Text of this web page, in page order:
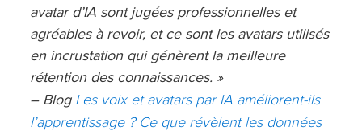
avatar d’IA sont jugées professionnelles et
agréables à revoir, et ce sont les avatars utilisés
en incrustation qui génèrent la meilleure
rétention des connaissances. »
– Blog Les voix et avatars par IA améliorent-ils
l’apprentissage ? Ce que révèlent les données